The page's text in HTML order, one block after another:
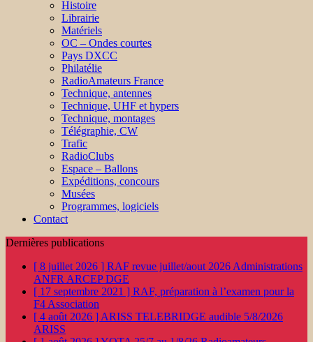
Histoire
Librairie
Matériels
OC – Ondes courtes
Pays DXCC
Philatélie
RadioAmateurs France
Technique, antennes
Technique, UHF et hypers
Technique, montages
Télégraphie, CW
Trafic
RadioClubs
Espace – Ballons
Expéditions, concours
Musées
Programmes, logiciels
Contact
Dernières publications
[ 8 juillet 2026 ] RAF revue juillet/aout 2026 Administrations
ANFR ARCEP DGE
[ 17 septembre 2021 ] RAF, préparation à l’examen pour la
F4 Association
[ 4 août 2026 ] ARISS TELEBRIDGE audible 5/8/2026
ARISS